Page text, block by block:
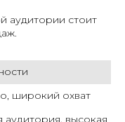
аудитории стоит
широкий охват
аудитория, высокая